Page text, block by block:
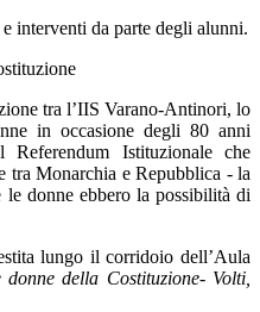
interventi da parte degli alunni.
tra l’IIS Varano-Antinori, lo
in occasione degli 80 anni
Referendum Istituzionale che
tra Monarchia e Repubblica - la
donne ebbero la possibilità di
lungo il corridoio dell’Aula
donne della Costituzione- Volti,